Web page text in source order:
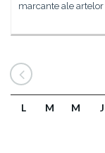
marcante ale
L M M J